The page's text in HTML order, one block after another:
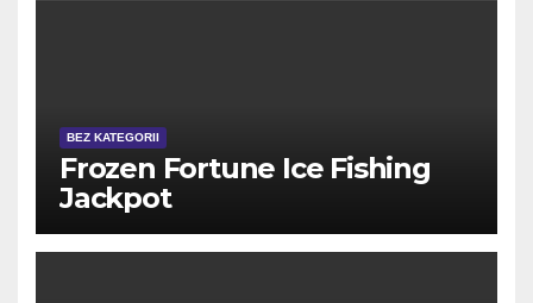
BEZ KATEGORII
Frozen Fortune Ice Fishing
Jackpot